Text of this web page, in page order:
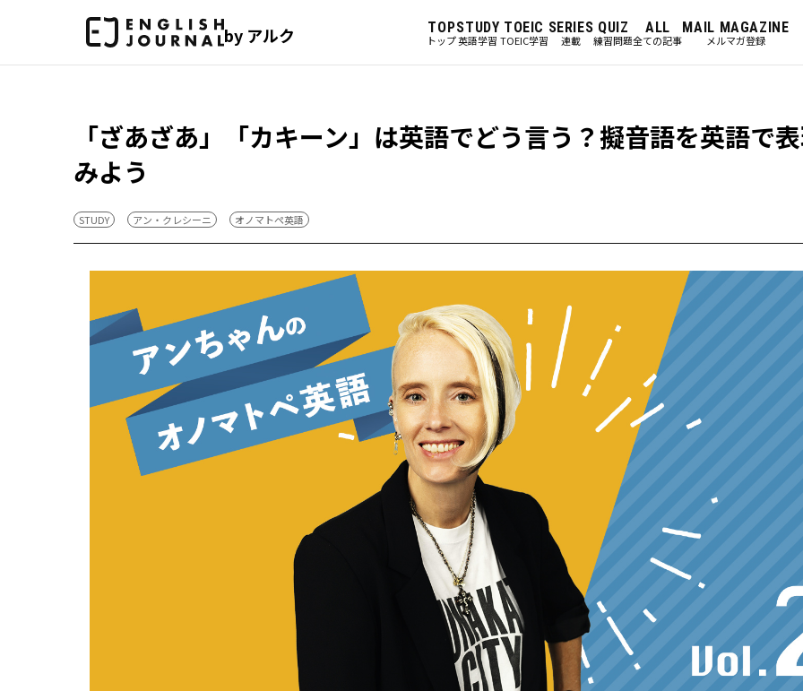
by アルク TOP
トップ
STUDY
英語学習
TOEIC
TOEIC学習
SERIES
連載
QUIZ
練習問題
ALL
全ての記事
MAIL MAGAZINE
メルマガ登録
「ざあざあ」「カキーン」は英語でどう言う？擬音語を英語で
みよう
STUDY アン・クレシーニ オノマトペ英語